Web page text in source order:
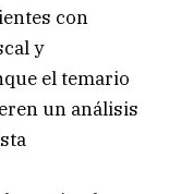
con
y
el temario
un análisis